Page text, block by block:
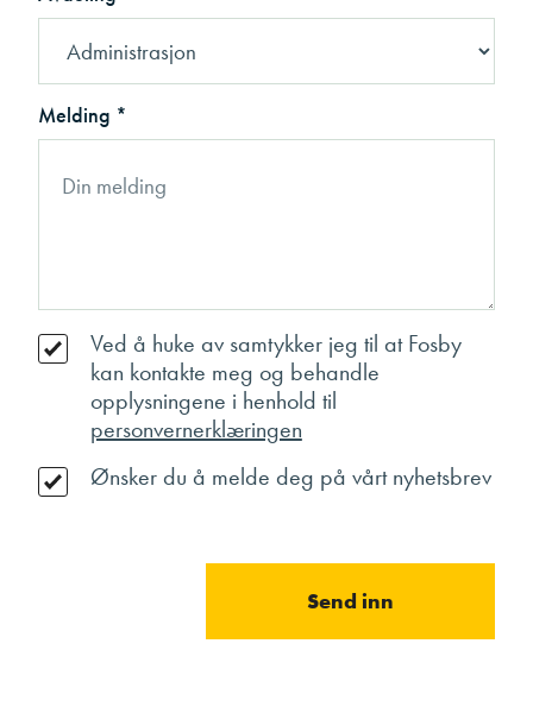
Melding *
Ved å huke av samtykker jeg til at Fosby
kan kontakte meg og behandle
opplysningene i henhold til
personvernerklæringen
Ønsker du å melde deg på vårt nyhetsbrev